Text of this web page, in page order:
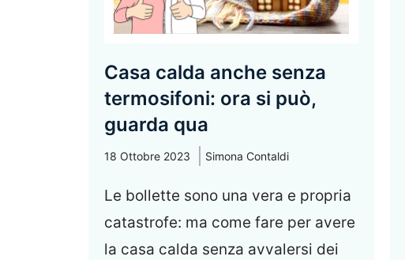
Casa calda anche senza
termosifoni: ora si può,
guarda qua
18 Ottobre 2023 Simona Contaldi
Le bollette sono una vera e propria
catastrofe: ma come fare per avere
la casa calda senza avvalersi dei